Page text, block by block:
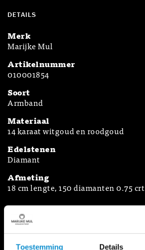
Toestemming Details
DETAILS
Merk
Marijke Mul
Artikelnummer
010001854
Soort
Armband
Materiaal
14 karaat witgoud en roodgoud
Edelstenen
Diamant
Afmeting
18 cm lengte, 150 diamanten 0.75 crt
Terug naar overzicht